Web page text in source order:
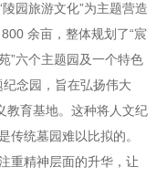
园旅游文化”为主题营造
余亩，整体规划了“宸
”六个主题园及一个特色
纪念园，旨在弘扬伟大
教育基地。这种将人文纪
传统墓园难以比拟的。
重精神层面的升华，让